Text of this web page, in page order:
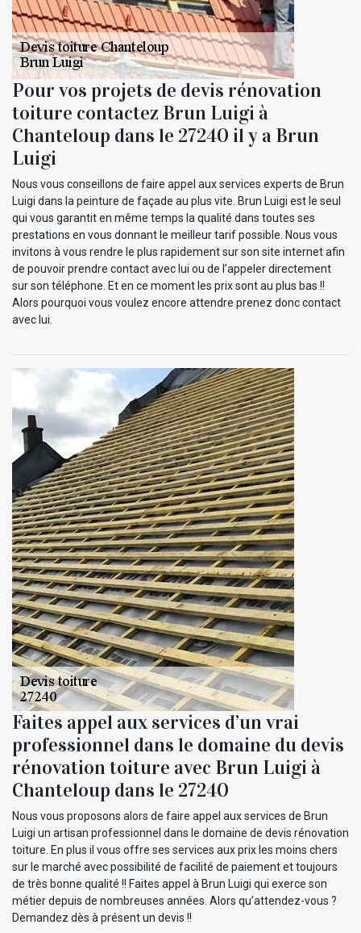
Pour vos projets de devis rénovation
toiture contactez Brun Luigi à
Chanteloup dans le 27240 il y a Brun
Luigi
Nous vous conseillons de faire appel aux services experts de Brun
Luigi dans la peinture de façade au plus vite. Brun Luigi est le seul
qui vous garantit en même temps la qualité dans toutes ses
prestations en vous donnant le meilleur tarif possible. Nous vous
invitons à vous rendre le plus rapidement sur son site internet afin
de pouvoir prendre contact avec lui ou de l’appeler directement
sur son téléphone. Et en ce moment les prix sont au plus bas !!
Alors pourquoi vous voulez encore attendre prenez donc contact
avec lui.
Faites appel aux services d’un vrai
professionnel dans le domaine du devis
rénovation toiture avec Brun Luigi à
Chanteloup dans le 27240
Nous vous proposons alors de faire appel aux services de Brun
Luigi un artisan professionnel dans le domaine de devis rénovation
toiture. En plus il vous offre ses services aux prix les moins chers
sur le marché avec possibilité de facilité de paiement et toujours
de très bonne qualité !! Faites appel à Brun Luigi qui exerce son
métier depuis de nombreuses années. Alors qu’attendez-vous ?
Demandez dès à présent un devis !!